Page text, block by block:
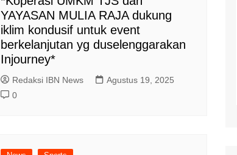
YAYASAN MULIA RAJA dukung
iklim kondusif untuk event
berkelanjutan yg duselenggarakan
Injourney*
Redaksi IBN News
Agustus 19, 2025
0